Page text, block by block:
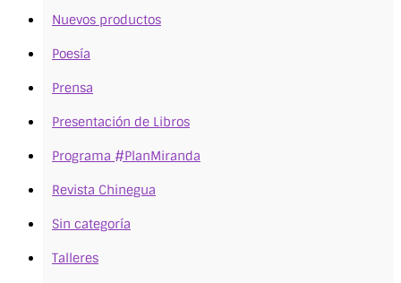
Nuevos productos
Poesía
Prensa
Presentación de Libros
Programa #PlanMiranda
Revista Chinegua
Sin categoría
Talleres